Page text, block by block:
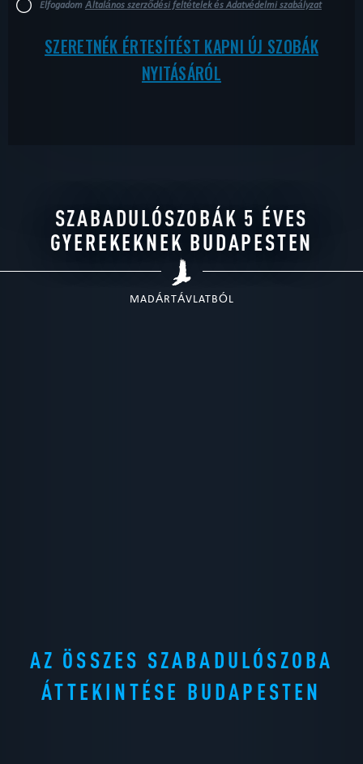
Elfogadom Általános szerződési feltételek és Adatvédelmi szabályzat
SZERETNÉK ÉRTESÍTÉST KAPNI ÚJ SZOBÁK
NYITÁSÁRÓL
SZABADULÓSZOBÁK 5 ÉVES
GYEREKEKNEK BUDAPESTEN
MADÁRTÁVLATBÓL
AZ ÖSSZES SZABADULÓSZOBA
ÁTTEKINTÉSE BUDAPESTEN